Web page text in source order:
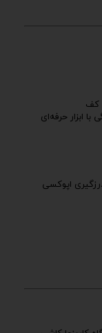
ابزار حرفه‌ای
اپوکسی